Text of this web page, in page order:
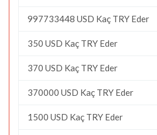
997733448 USD Kaç TRY Eder
350 USD Kaç TRY Eder
370 USD Kaç TRY Eder
370000 USD Kaç TRY Eder
1500 USD Kaç TRY Eder